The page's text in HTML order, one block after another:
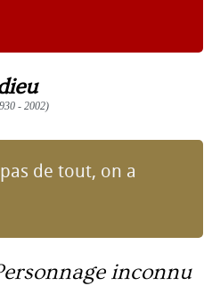
- 2002)
de tout, on a
inconnu